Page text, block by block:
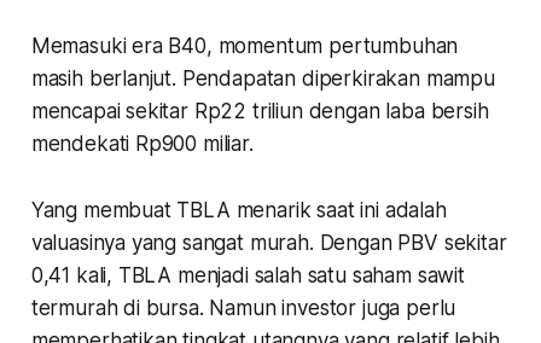
Memasuki era B40, momentum pertumbuhan
masih berlanjut. Pendapatan diperkirakan mampu
mencapai sekitar Rp22 triliun dengan laba bersih
mendekati Rp900 miliar.
Yang membuat TBLA menarik saat ini adalah
valuasinya yang sangat murah. Dengan PBV sekitar
0,41 kali, TBLA menjadi salah satu saham sawit
termurah di bursa. Namun investor juga perlu